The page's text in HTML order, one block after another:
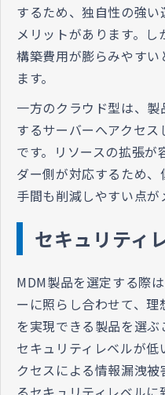
するため、独自性の強
メリットがあります。
構築費用が膨らみやす
ます。
一方のクラウド型は、
するサーバーへアクセ
です。リソースの拡張
ダー側が対応するため
手間も削減しやすい点が
セキュリティ
MDM製品を選定する際
ーに照らし合わせて、
を実現できる製品を選ぶ
セキュリティレベルが
クセスによる情報漏洩